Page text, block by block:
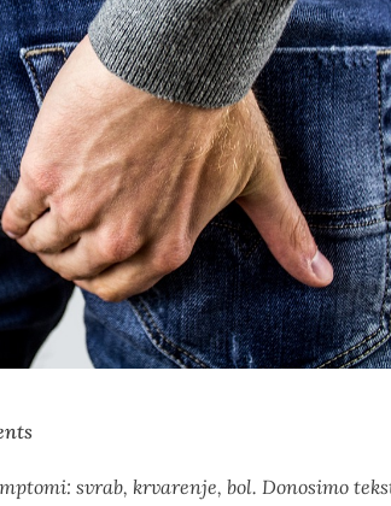
svrab, krvarenje, bol. Donosimo